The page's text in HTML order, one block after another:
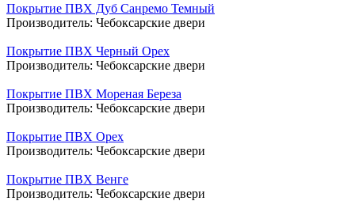
Покрытие ПВХ Дуб Санремо Темный
Производитель: Чебоксарские двери
Покрытие ПВХ Черный Орех
Производитель: Чебоксарские двери
Покрытие ПВХ Мореная Береза
Производитель: Чебоксарские двери
Покрытие ПВХ Орех
Производитель: Чебоксарские двери
Покрытие ПВХ Венге
Производитель: Чебоксарские двери